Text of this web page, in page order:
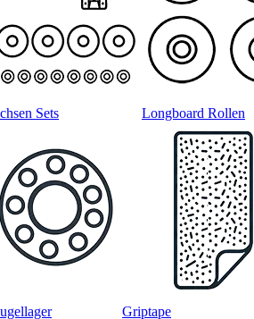
Sets Longboard Rollen
Griptape